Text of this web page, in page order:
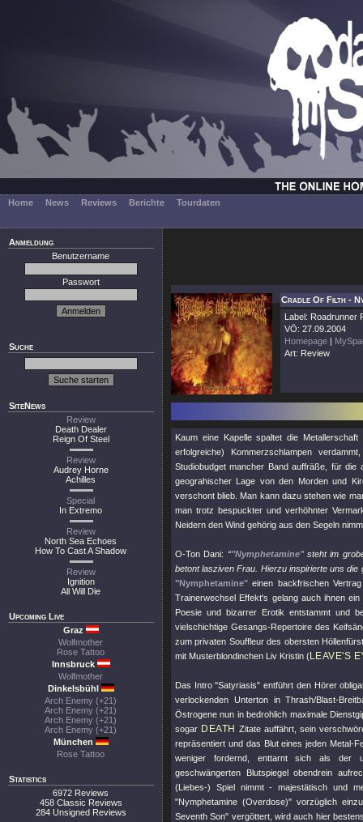
Home News Reviews Berichte Tourdaten
Anmeldung
Benutzername
Passwort
Suche
SiteNews
Review
Death Dealer
Reign Of Steel
Review
Audrey Horne
Achilles
Special
In Extremo
Review
North Sea Echoes
How To Cast A Shadow
Review
Ignition
All Will Die
Upcoming Live
Graz
Wolfmother
Rose Tattoo
Innsbruck
Wolfmother
Dinkelsbühl
Arch Enemy (+21)
Arch Enemy (+21)
Arch Enemy (+21)
Arch Enemy (+21)
München
Rose Tattoo
Statistics
6972 Reviews
458 Classic Reviews
284 Unsigned Reviews
Cradle Of Filth -
Label: Roadrunner
VÖ: 27.09.2004
Homepage |
Art: Review
Kaum eine Kapelle spaltet die
erfolgreiche) Kommerzschlampen
Studiobudget mancher Band auffräße, für die
geograhischer Lage von den Morden und
verschont blieb. Man kann dazu stehen wie
man trotz bespuckter und verhöhnter
Neidern den Wind gehörig aus den Segeln
O-Ton Dani: “"Nymphetamine"steht im
betont lasziven Frau. Hierzu inspirierte uns die
"Nymphetamine" einen backfrischen
Trainerwechsel Effekt's gelang auch ihnen
Poesie und bizarrer Erotik entstammt und
vielschichtige Gesangs-Repertoire des
zum privaten Souffleur des obersten
mit Musterblondinchen Liv Kristin (LEAVE'S
Das Intro"Satyriasis" entführt den Hörer
verlockenden Unterton in Thrash/Blast-
Östrogene nun in bedrohlich maximale
sogar DEATH Zitate auffährt, sein
repräsentiert und das Blut eines jeden Metal-
weniger fordernd, enttarnt sich als der
geschwängerten Blutspiegel obendrein
(Liebes-) Spiel nimmt - majestätisch und
"Nymphetamine (Overdose)"vorzüglich
Seventh Son" vergöttert, wird auch hier